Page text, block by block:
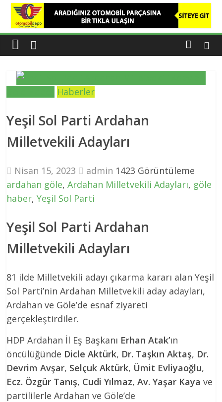
Göle
Haber
Göle,
Ardahan
dan
Var
Haberler
Yeşil Sol Parti Ardahan
Milletvekili Adayları
Nisan 15, 2023 admin 1423 Görüntüleme
ardahan göle,Ardahan Milletvekili Adayları, göle
haber,Yeşil Sol Parti
Yeşil Sol Parti Ardahan
Milletvekili Adayları
81 ilde Milletvekili adayı çıkarma kararı alan Yeşil
Sol Parti’nin Ardahan Milletvekili aday adayları,
Ardahan ve Göle’de esnaf ziyareti
gerçekleştirdiler.
HDP Ardahan İl Eş Başkanı Erhan Atak’ın
öncülüğünde Dicle Aktürk, Dr. Taşkın Aktaş, Dr.
Devrim Avşar, Selçuk Aktürk, Ümit Evliyaoğlu,
Ecz. Özgür Tanış, Cudi Yılmaz,Av. Yaşar Kaya ve
partililerle Ardahan ve Göle’de